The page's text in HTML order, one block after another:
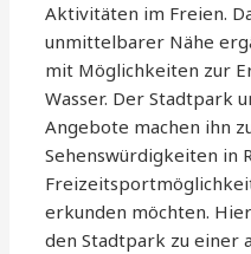
Aktivitäten im Freien.
unmittelbarer Nähe
mit Möglichkeiten zur
Wasser. Der Stadtpark
Angebote machen ihn
Sehenswürdigkeiten in
erkunden möchten.
den Stadtpark zu einer